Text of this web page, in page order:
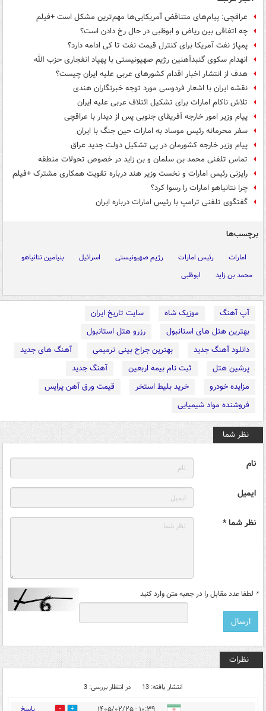
عراقچی: پیام‌های متناقض آمریکایی‌ها مهم‌ترین مشکل است +فیلم
چه اتفاقی بین ریاض و ابوظبی در حال رخ دادن است؟
پمپاژ نفت آمریکا برای کنترل قیمت نفت تا کی ادامه دارد؟
انهدام سکوی گنبدآهنین رژیم صهیونیستی با پهپاد انفجاری حزب الله
هدف از انتشار اخبار اقدام کشورهای عربی علیه ایران چیست؟
نقشه ایران با اشعار فردوسی مورد توجه خبرنگاران هندی
تلاش ناکام امارات برای تشکیل ائتلاف عربی علیه ایران
پیام وزیر امور خارجه آفریقای جنوبی پس از دیدار با عراقچی
سفر محرمانه رئیس موساد به امارات حین جنگ با ایران
پیام وزیر خارجه کشورمان در پی تشکیل دولت جدید عراق
تماس تلفنی محمد بن سلمان و بن زاید در خصوص تحولات منطقه
رایزنی رئیس امارات و نخست وزیر هند درباره تقویت همکاری مشترک +فیلم
چرا نتانیاهو امارات را رسوا کرد؟
گفتگوی تلفنی ترامپ با رئیس امارات درباره ایران
برچسب‌ها
امارات رئیس امارات رژیم صهیونیستی اسرائیل
بنیامین نتانیاهو
محمد بن زاید
ابوظبی
آپ آهنگ موزیک شاه
سایت تاریخ ایران
بهترین هتل های استانبول
رزرو هتل استانبول
دانلود آهنگ جدید
بهترین جراح بینی ترمیمی
آهنگ های جدید
پرشین هتل
ثبت نام بیمه اربعین
آهنگ جدید
مزایده خودرو
خرید بلیط استخر
قیمت ورق آهن پرایس
فروشنده مواد شیمیایی
نظر شما
نام
ایمیل
نظر شما *
* لطفا عدد مقابل را در جعبه متن وارد کنید
نظرات
انتشار یافته: 13 در انتظار بررسی: 3